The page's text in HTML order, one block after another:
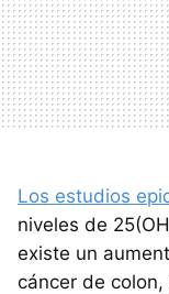
Los estudios
niveles de
existe un
cáncer de